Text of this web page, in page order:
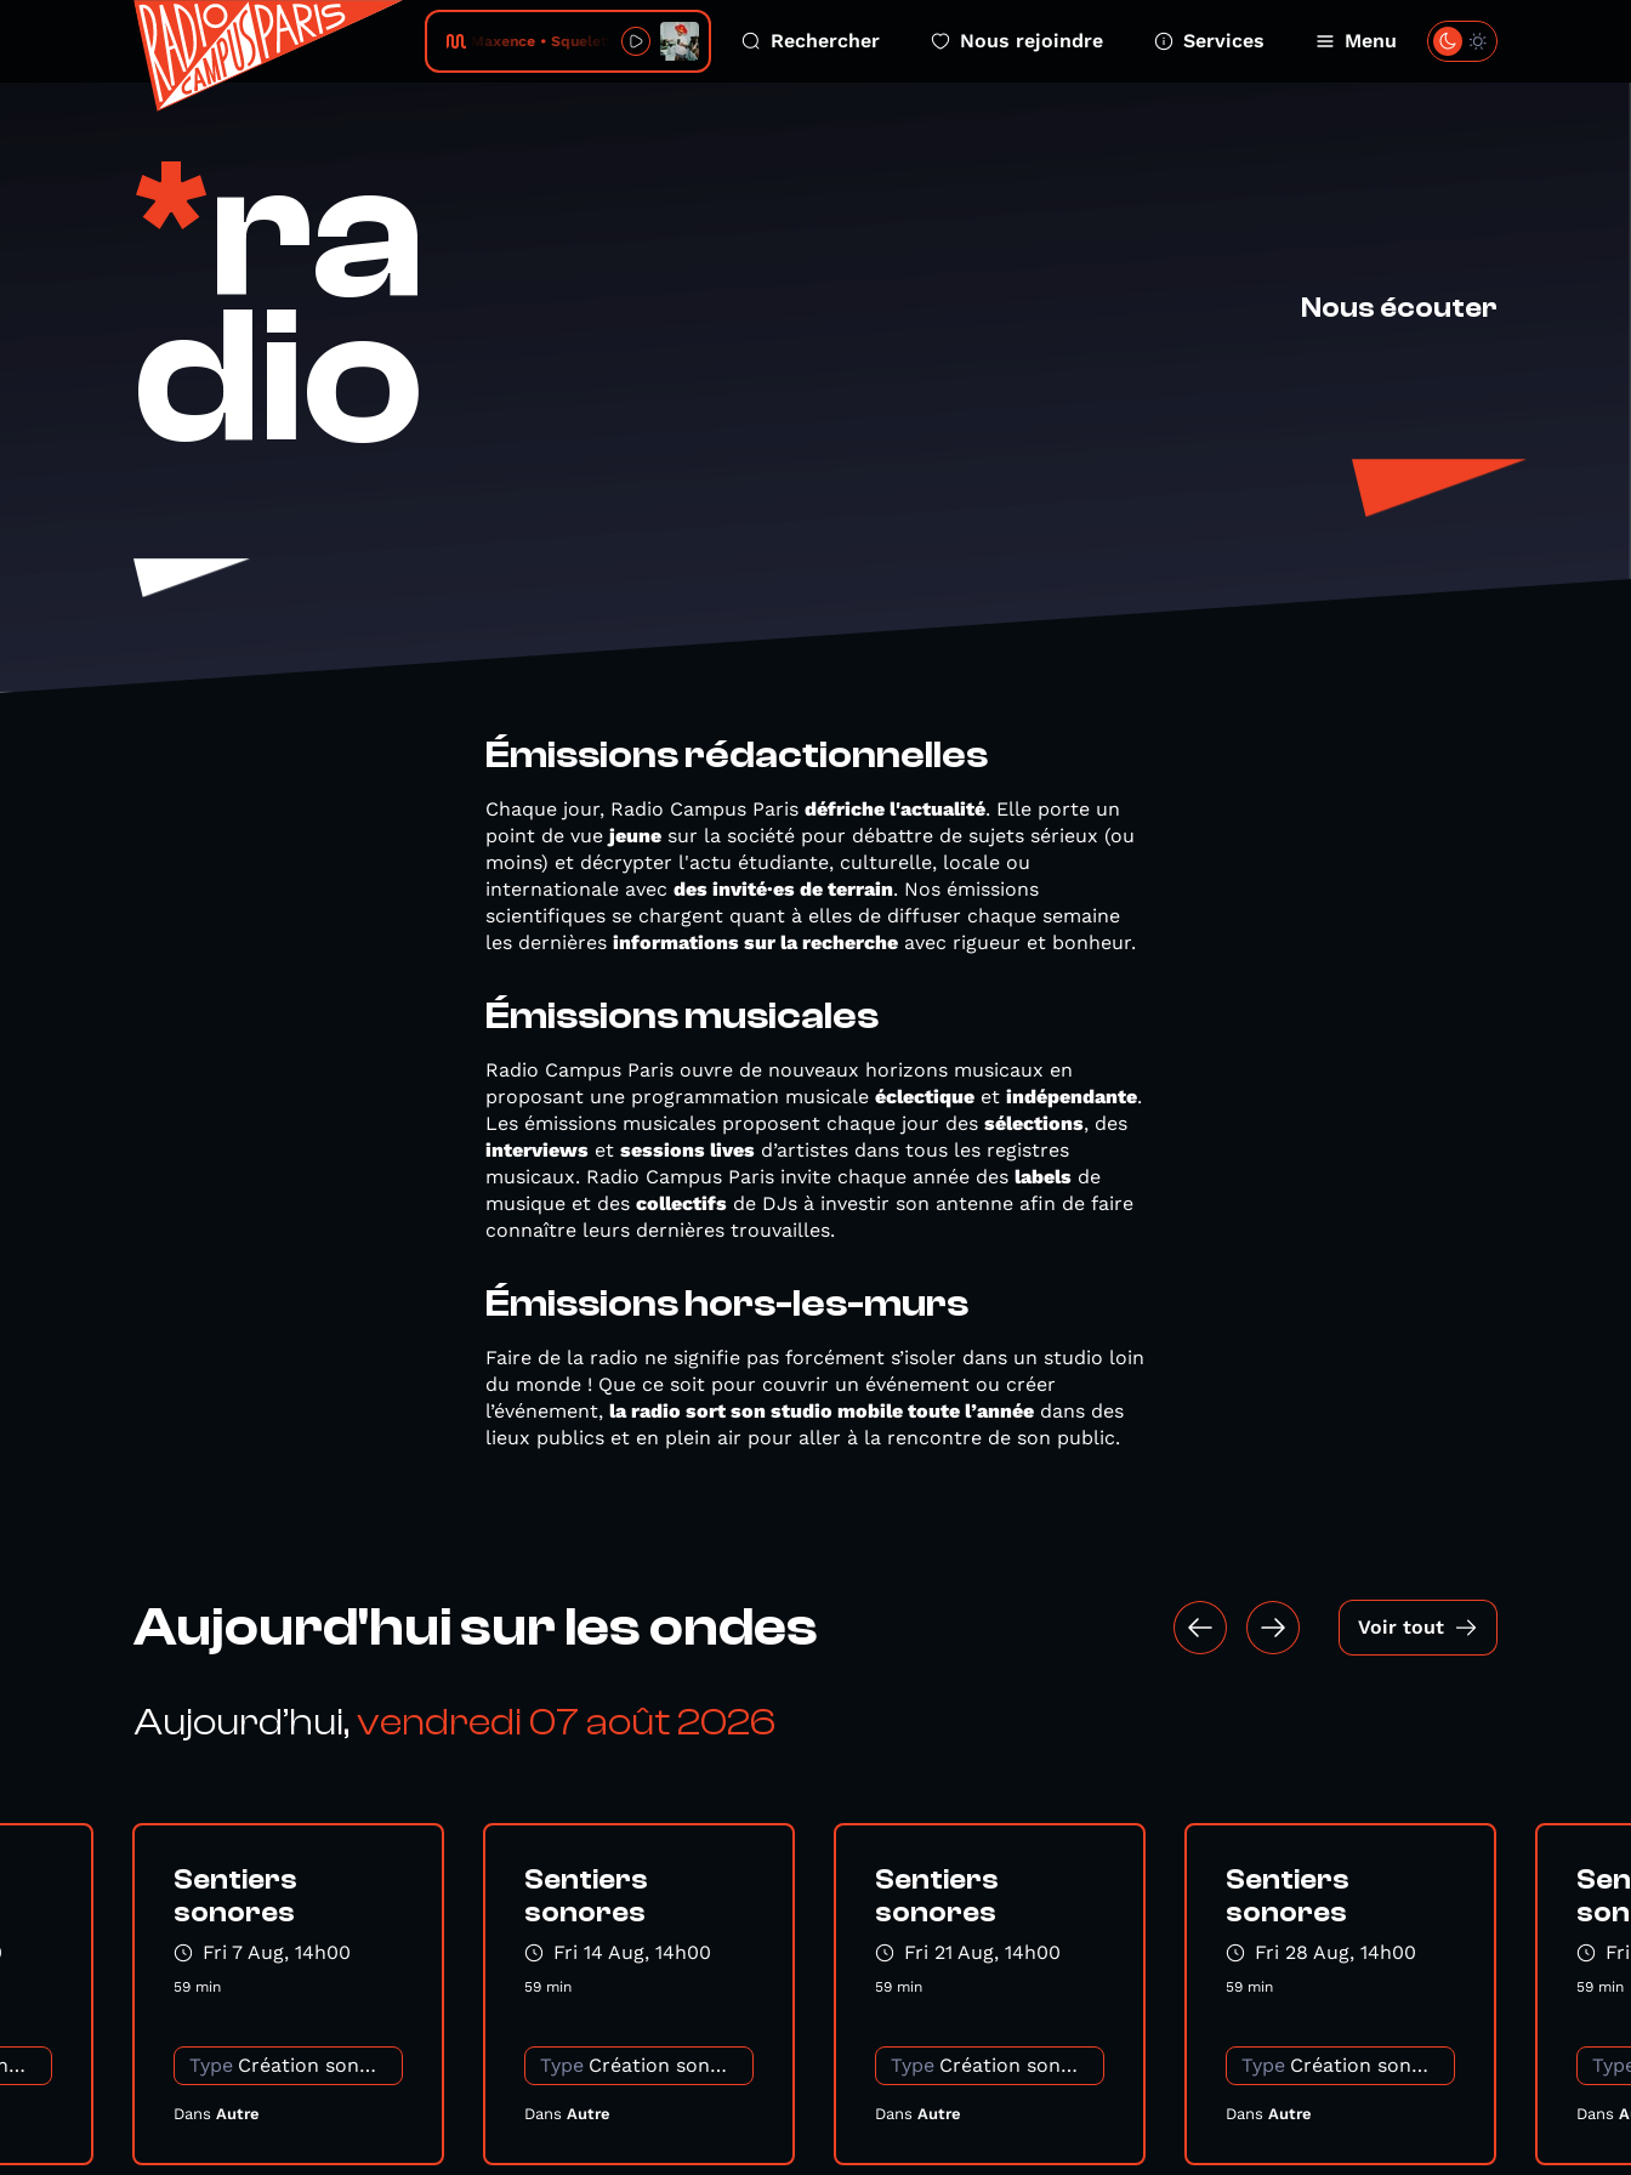
Maxence • Squelette Rechercher Nous rejoindre Services Menu
*ra
dio Nous écouter
Émissions rédactionnelles
Chaque jour, Radio Campus Paris défriche l'actualité. Elle porte un
point de vue jeune sur la société pour débattre de sujets sérieux (ou
moins) et décrypter l'actu étudiante, culturelle, locale ou
internationale avec des invité·es de terrain. Nos émissions
scientifiques se chargent quant à elles de diffuser chaque semaine
les dernières informations sur la recherche avec rigueur et bonheur.
Émissions musicales
Radio Campus Paris ouvre de nouveaux horizons musicaux en
proposant une programmation musicale éclectique et indépendante.
Les émissions musicales proposent chaque jour des sélections, des
interviews et sessions lives d’artistes dans tous les registres
musicaux. Radio Campus Paris invite chaque année des labels de
musique et des collectifs de DJs à investir son antenne afin de faire
connaître leurs dernières trouvailles.
Émissions hors-les-murs
Faire de la radio ne signifie pas forcément s’isoler dans un studio loin
du monde ! Que ce soit pour couvrir un événement ou créer
l’événement, la radio sort son studio mobile toute l’année dans des
lieux publics et en plein air pour aller à la rencontre de son public.
Aujourd'hui sur les ondes Voir tout
Aujourd’hui,vendredi 07 août 2026
Création sonore
Sentiers
sonores
Fri 7 Aug, 14h00
59 min
Type Création sonore
Dans Autre
Sentiers
sonores
Fri 14 Aug, 14h00
59 min
Type Création sonore
Dans Autre
Sentiers
sonores
Fri 21 Aug, 14h00
59 min
Type Création sonore
Dans Autre
Sentiers
sonores
Fri 28 Aug, 14h00
59 min
Type Création sonore
Dans Autre
59 min
Dans